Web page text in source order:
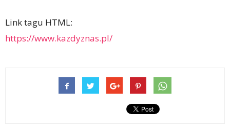
Link tagu HTML:
https://www.kazdyznas.pl/